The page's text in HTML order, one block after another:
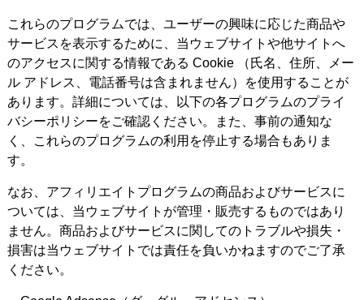
これらのプログラムでは、ユーザーの興味に応じた商品や
サービスを表示するために、当ウェブサイトや他サイトへ
のアクセスに関する情報である Cookie （氏名、住所、メー
ル アドレス、電話番号は含まれません）を使用することが
あります。詳細については、以下の各プログラムのプライ
バシーポリシーをご確認ください。また、事前の通知な
く、これらのプログラムの利用を停止する場合もありま
す。
なお、アフィリエイトプログラムの商品およびサービスに
ついては、当ウェブサイトが管理・販売するものではあり
ません。商品およびサービスに関してのトラブルや損失・
損害は当ウェブサイトでは責任を負いかねますのでご了承
ください。